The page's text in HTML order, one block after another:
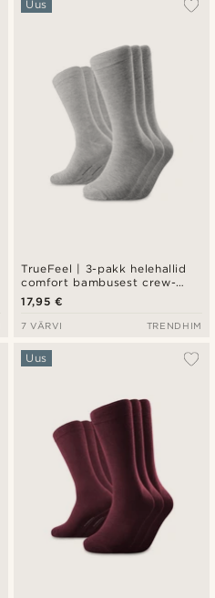
TrueFeel | 3-pakk helehallid
comfort bambusest crew-
sokid
Uus
17,95 €
7 VÄRVI TRENDHIM
Uus